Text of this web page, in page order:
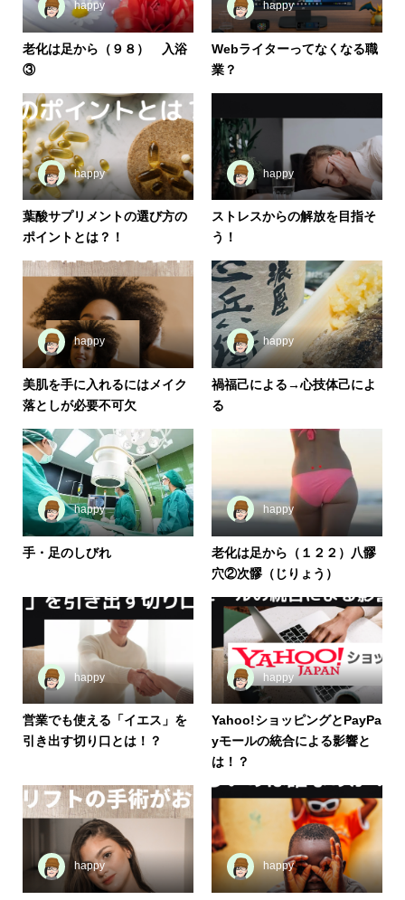
happy
老化は足から（９８） 入浴
③
happy
Webライターってなくなる職
業？
happy
葉酸サプリメントの選び方の
ポイントとは？！
happy
ストレスからの解放を目指そ
う！
happy
美肌を手に入れるにはメイク
落としが必要不可欠
happy
禍福己による→心技体己によ
る
happy
手・足のしびれ
happy
老化は足から（１２２）八髎
穴②次髎（じりょう）
happy
営業でも使える「イエス」を
引き出す切り口とは！？
happy
Yahoo!ショッピングとPayPa
yモールの統合による影響と
は！？
happy happy